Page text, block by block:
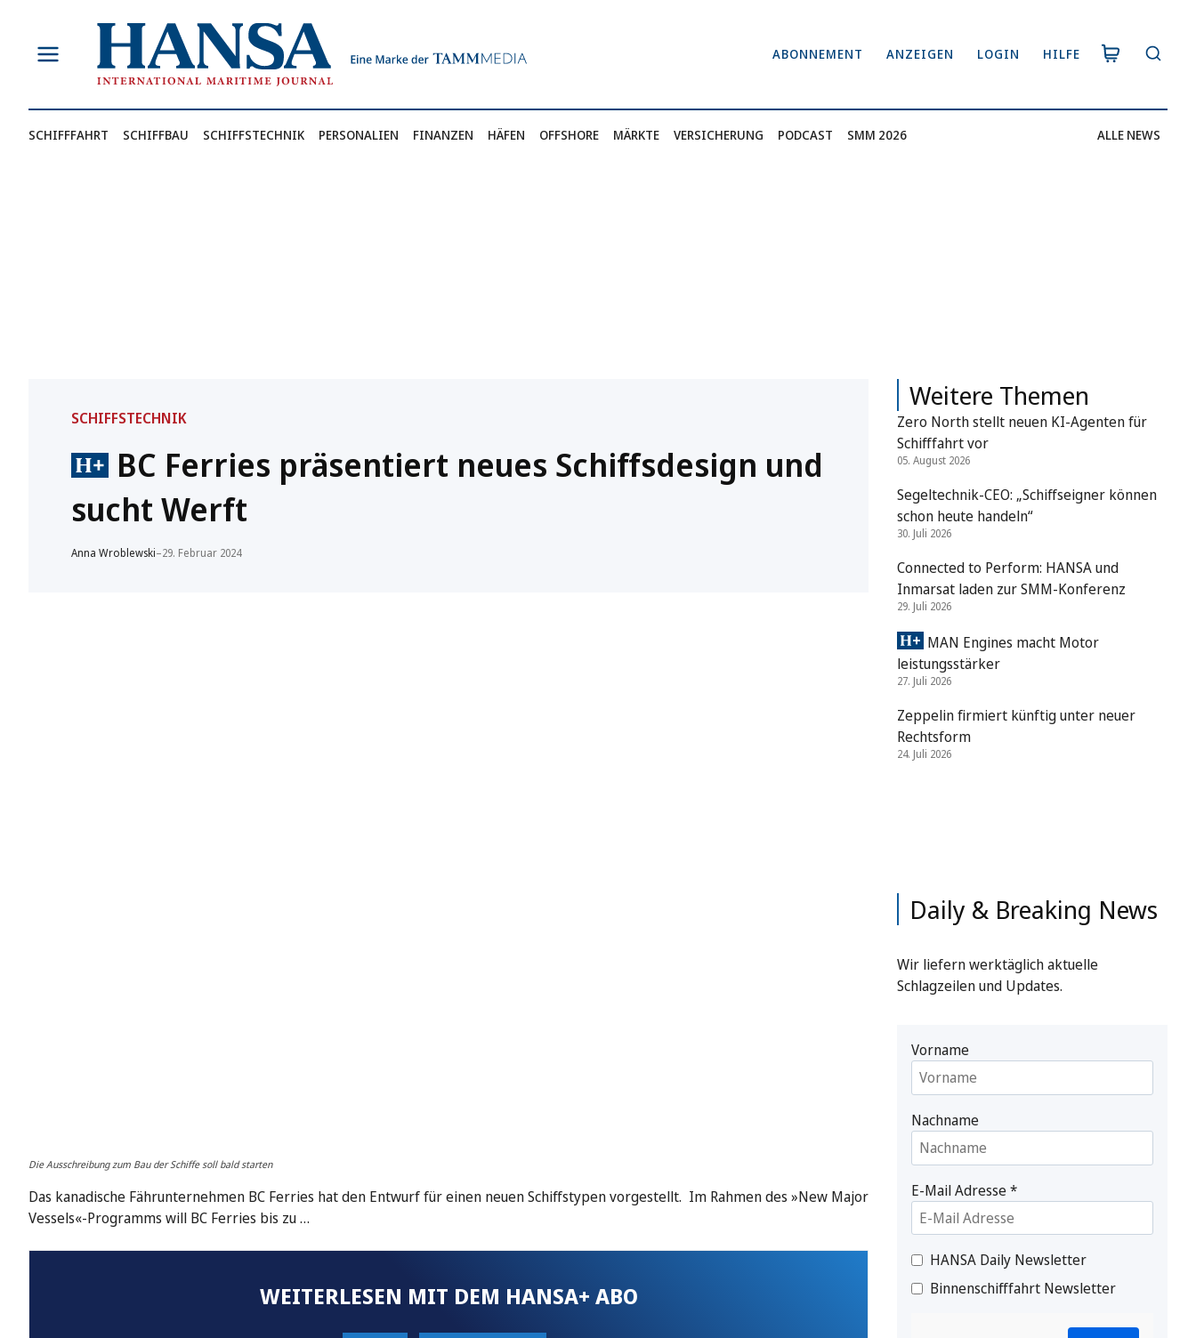
springen
ABONNEMENT ANZEIGEN LOGIN HILFE
SCHIFFFAHRT SCHIFFBAU SCHIFFSTECHNIK PERSONALIEN FINANZEN HÄFEN OFFSHORE MÄRKTE VERSICHERUNG PODCAST SMM 2026 ALLE NEWS
SCHIFFSTECHNIK
BC Ferries präsentiert neues Schiffsdesign und
sucht Werft
Anna Wroblewski–29. Februar 2024
Die Ausschreibung zum Bau der Schiffe soll bald starten
Das kanadische Fährunternehmen BC Ferries hat den Entwurf für einen neuen Schiffstypen vorgestellt. Im Rahmen des »New Major
Vessels«-Programms will BC Ferries bis zu …
WEITERLESEN MIT DEM HANSA+ ABO
Weitere Themen
Zero North stellt neuen KI-Agenten für
Schifffahrt vor
05. August 2026
Segeltechnik-CEO: „Schiffseigner können
schon heute handeln“
30. Juli 2026
Connected to Perform: HANSA und
Inmarsat laden zur SMM-Konferenz
29. Juli 2026
MAN Engines macht Motor
leistungsstärker
27. Juli 2026
Zeppelin firmiert künftig unter neuer
Rechtsform
24. Juli 2026
Daily & Breaking News
Wir liefern werktäglich aktuelle
Schlagzeilen und Updates.
Vorname
Nachname
E-Mail Adresse*
HANSA Daily Newsletter
Binnenschifffahrt Newsletter